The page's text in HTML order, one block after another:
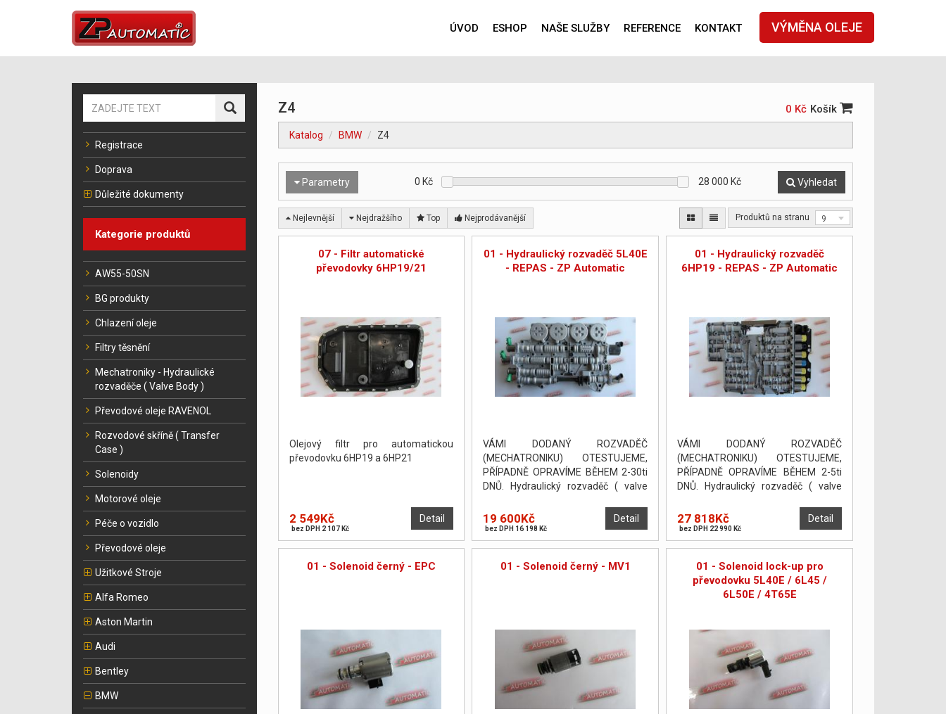
VÝMĚNA OLEJE
ÚVOD ESHOP NAŠE SLUŽBY REFERENCE KONTAKT
Registrace
Doprava
Důležité dokumenty
Kategorie produktů
AW55-50SN
BG produkty
Chlazení oleje
Filtry těsnění
Mechatroniky - Hydraulické
rozvaděče ( Valve Body )
Převodové oleje RAVENOL
Rozvodové skříně ( Transfer
Case )
Solenoidy
Motorové oleje
Péče o vozidlo
Převodové oleje
Užitkové Stroje
Alfa Romeo
Aston Martin
Audi
Bentley
BMW
Z4 0 Kč Košík
Katalog BMW Z4
Parametry 0 Kč 28 000 Kč Vyhledat
Nejlevnější Nejdražšího Top Nejprodávanější Produktů na stranu 9
07 - Filtr automatické
převodovky 6HP19/21
Olejový filtr pro automatickou
převodovku 6HP19 a 6HP21
Detail
2 549Kč
bez DPH 2 107 Kč
01 - Hydraulický rozvaděč 5L40E
- REPAS - ZP Automatic
VÁMI DODANÝ ROZVADĚČ
(MECHATRONIKU) OTESTUJEME,
PŘÍPADNĚ OPRAVÍME BĚHEM 2-30ti
DNŮ. Hydraulický rozvaděč ( valve
zkušební stolici Hydratest.
Detail
19 600Kč
bez DPH 16 198 Kč
01 - Hydraulický rozvaděč
6HP19 - REPAS - ZP Automatic
VÁMI DODANÝ ROZVADĚČ
(MECHATRONIKU) OTESTUJEME,
PŘÍPADNĚ OPRAVÍME BĚHEM 2-5ti
DNŮ. Hydraulický rozvaděč ( valve
zkušební stolici Hydratest.
Detail
27 818Kč
bez DPH 22 990 Kč
01 - Solenoid černý - EPC 01 - Solenoid černý - MV1
01 - Solenoid lock-up pro
převodovku 5L40E / 6L45 /
6L50E / 4T65E